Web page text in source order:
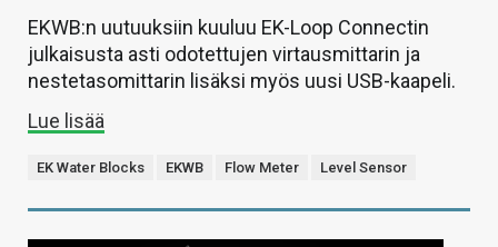
EKWB:n uutuuksiin kuuluu EK-Loop Connectin
julkaisusta asti odotettujen virtausmittarin ja
nestetasomittarin lisäksi myös uusi USB-kaapeli.
Lue lisää
EK Water Blocks EKWB Flow Meter Level Sensor